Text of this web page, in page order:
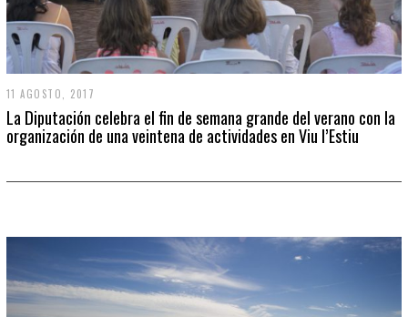
11 AGOSTO, 2017
La Diputación celebra el fin de semana grande del verano con la
organización de una veintena de actividades en Viu l’Estiu